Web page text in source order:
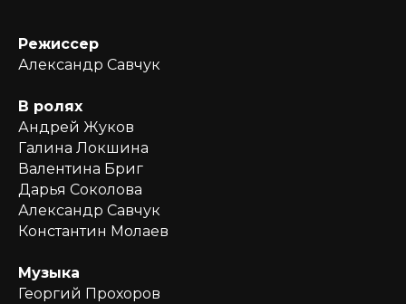
Режиссер
Александр Савчук
В ролях
Андрей Жуков
Галина Локшина
Валентина Бриг
Дарья Соколова
Александр Савчук
Константин Молаев
Музыка
Георгий Прохоров